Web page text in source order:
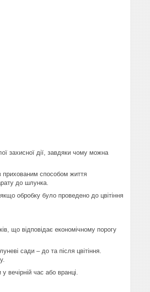
захисної дії, завдяки чому можна
прихованим способом життя
до шлунка.
обробку було проведено до цвітіння
що відповідає економічному порогу
сади – до та після цвітіння.
час або вранці.